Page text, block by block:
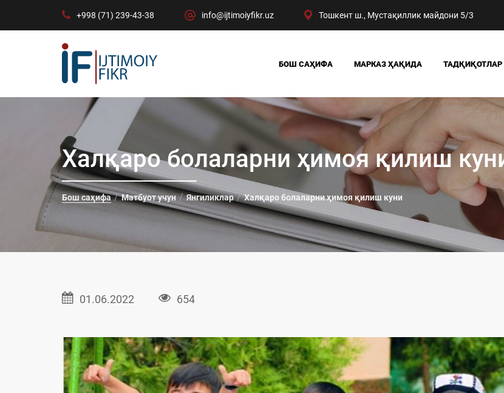
+998 (71) 239-43-38 info@ijtimoiyfikr.uz Тошкент ш., Мустақиллик майдони 5/3
БОШ САҲИФА МАРКАЗ ҲАҚИДА
БИЗНИНГ ЮТУҚЛАРИМИЗ
РАҲБАРИЯТ
МАРКАЗ ТУЗИЛМАСИ
ТАДҚИҚОТЛАР
ЖАМИЯТ
СИЁСАТ
DIGITAL
Халқаро болаларни ҳимоя қилиш
Бош саҳифа Матбуот учун Янгиликлар Халқаро болаларни ҳимоя қилиш куни
01.06.2022 654